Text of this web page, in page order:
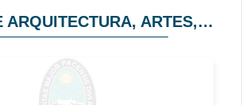
FACULTAD DE ARQUITECTURA, ARTES, DISEÑO Y URBANISMO